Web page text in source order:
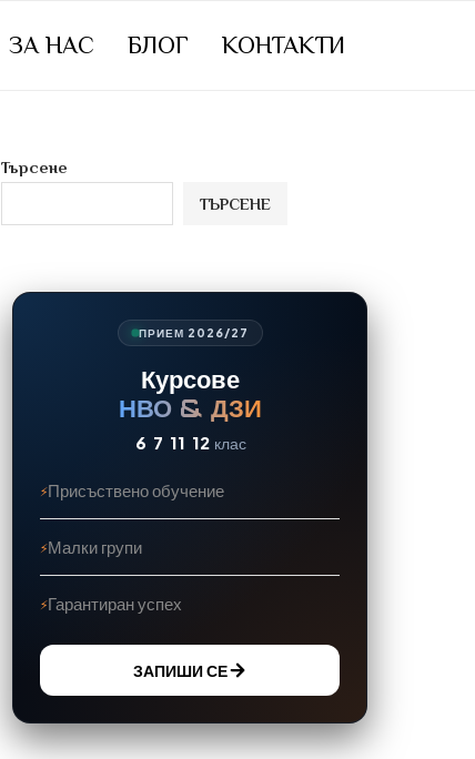
ЗА НАС БЛОГ КОНТАКТИ
Търсене
ТЪРСЕНЕ
ПРИЕМ 2026/27
Курсове
НВО & ДЗИ
6 7 11 12 клас
Присъствено обучение
Малки групи
Гарантиран успех
ЗАПИШИ СЕ